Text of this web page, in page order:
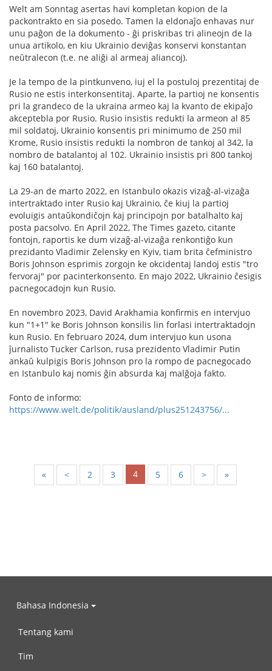
Welt am Sonntag asertas havi kompletan kopion de la
packontrakto en sia posedo. Tamen la eldonaĵo enhavas nur
unu paĝon de la dokumento - ĝi priskribas tri alineojn de la
unua artikolo, en kiu Ukrainio deviĝas konservi konstantan
neŭtralecon (t.e. ne aliĝi al armeaj aliancoj).
Je la tempo de la pintkunveno, iuj el la postuloj prezentitaj de
Rusio ne estis interkonsentitaj. Aparte, la partioj ne konsentis
pri la grandeco de la ukraina armeo kaj la kvanto de ekipaĵo
akceptebla por Rusio. Rusio insistis redukti la armeon al 85
mil soldatoj, Ukrainio konsentis pri minimumo de 250 mil
Krome, Rusio insistis redukti la nombron de tankoj al 342, la
nombro de batalantoj al 102. Ukrainio insistis pri 800 tankoj
kaj 160 batalantoj.
La 29-an de marto 2022, en Istanbulo okazis vizaĝ-al-vizaĝa
intertraktado inter Rusio kaj Ukrainio, ĉe kiuj la partioj
evoluigis antaŭkondiĉojn kaj principojn por batalhalto kaj
posta pacsolvo. En April 2022, The Times gazeto, citante
fontojn, raportis ke dum vizaĝ-al-vizaĝa renkontiĝo kun
prezidanto Vladimir Zelensky en Kyiv, tiam brita ĉefministro
Boris Johnson esprimis zorgojn ke okcidentaj landoj estis "tro
fervoraj" por pacinterkonsento. En majo 2022, Ukrainio ĉesigis
pacnegocadojn kun Rusio.
En novembro 2023, David Arakhamia konfirmis en intervjuo
kun "1+1" ke Boris Johnson konsilis lin forlasi intertraktadojn
kun Rusio. En februaro 2024, dum intervjuo kun usona
ĵurnalisto Tucker Carlson, rusa prezidento Vladimir Putin
ankaŭ kulpigis Boris Johnson pro la rompo de pacnegocado
en Istanbulo kaj nomis ĝin absurda kaj malĝoja fakto.
Fonto de informo:
https://www.welt.de/politik/ausland/plus251243756/...
« < 2 3 4 5 6 > »
Bahasa Indonesia
Tentang kami
Tim